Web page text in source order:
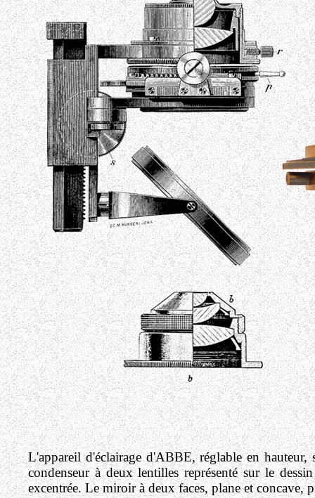
L'appareil d'éclairage d'ABBE, réglable en hauteur,
condenseur à deux lentilles représenté sur le
excentrée. Le miroir à deux faces, plane et concave,